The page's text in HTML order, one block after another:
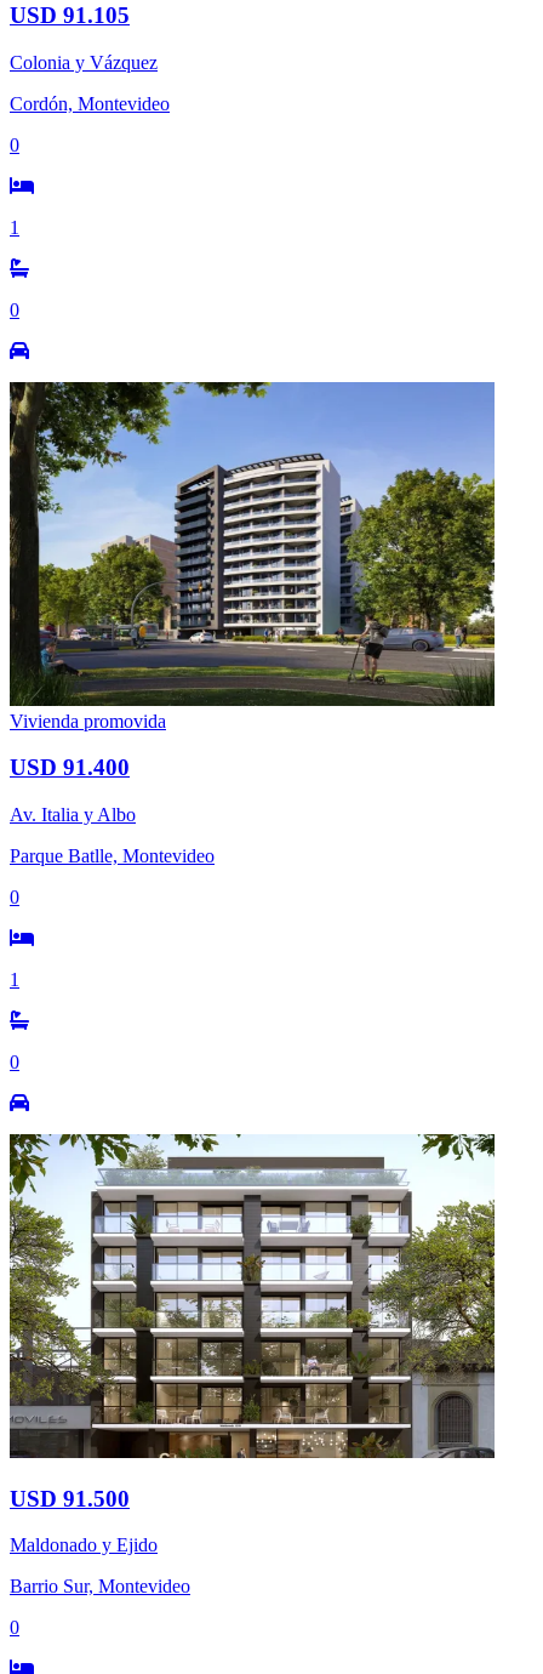
USD 91.105
Colonia y Vázquez
Cordón, Montevideo
0
1
0
Vivienda promovida
USD 91.400
Av. Italia y Albo
Parque Batlle, Montevideo
0
1
0
USD 91.500
Maldonado y Ejido
Barrio Sur, Montevideo
0